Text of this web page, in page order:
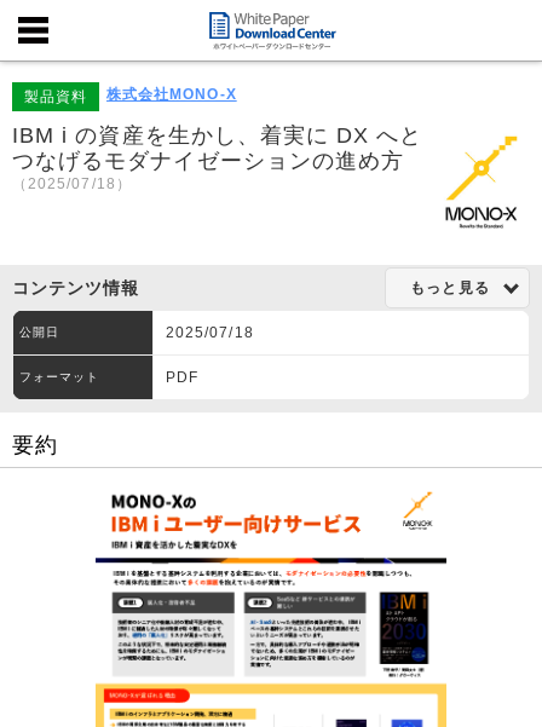
製品資料 株式会社MONO-X
IBM i の資産を生かし、着実に DX へと
つなげるモダナイゼーションの進め方
（2025/07/18）
コンテンツ情報 もっと見る
公開日 2025/07/18
フォーマット PDF
要約